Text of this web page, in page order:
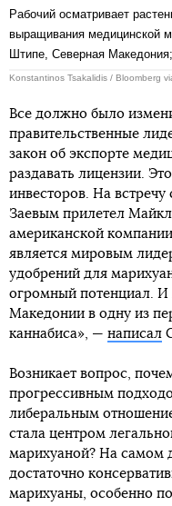
Рабочий осматривает
выращивания медицинской
Штипе, Северная
Konstantinos Tsakalidis / Bloomberg
Все должно было
правительственные
закон об экспорте
раздавать лицензии.
инвесторов. На
Заевым прилетел
американской
является мировым
удобрений для
огромный потенциал. И
Македонии в одну из
каннабиса», — написал
Возникает вопрос,
прогрессивным
либеральным
стала центром
марихуаной? На самом
достаточно
марихуаны, особенно